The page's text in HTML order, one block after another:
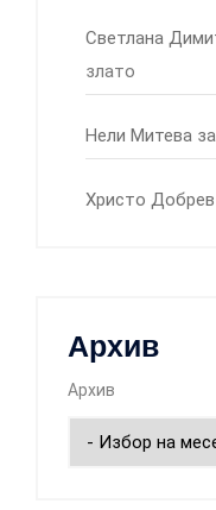
Светлана
злато
Нели Митева за
Христо Добрев
Архив
Архив